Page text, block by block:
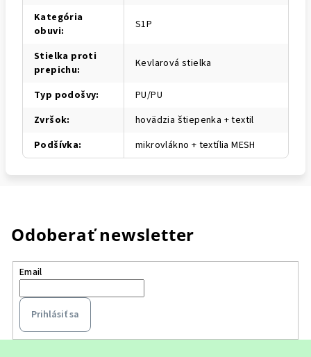
Kategória
obuvi: S1P
Stielka proti
prepichu: Kevlarová stielka
Typ podošvy:
PU/PU
Zvršok:
hovädzia štiepenka + textil
Podšívka: mikrovlákno + textília MESH
Odoberať newsletter
Email
Prihlásiť sa